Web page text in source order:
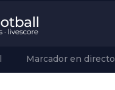
Marcador en directo